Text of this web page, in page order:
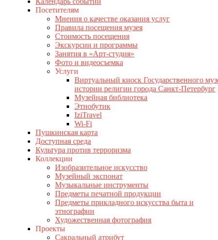
Посетителям
Мнения о качестве оказания услуг
Правила посещения музея
Стоимость посещения
Экскурсии и программы
Занятия в «Арт-студия»
Фото и видеосъемка
Услуги
Виртуальный киоск Государственного
истории религии города Санкт-Петербург
Музейная библиотека
Этнобутик
IziTravel
Wi-Fi
Пушкинская карта
Доступная среда
Культура против терроризма
Коллекции
Изобразительное искусство
Музейный экспонат
Музыкальные инструменты
Предметы печатной продукции
Предметы прикладного искусства быта и
этнографии
Художественная фотография
Проекты
Сакральный атрибут